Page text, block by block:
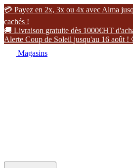
 Payez en 2x, 3x ou 4x avec Alma jusq
cachés !
 Livraison gratuite dès 1000€HT d'ach
Alerte Coup de Soleil jusqu'au 16 août !
Magasins